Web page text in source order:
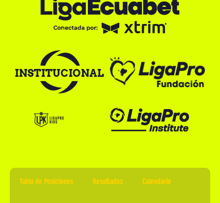
Tabla de Posiciones Resultados Calendario